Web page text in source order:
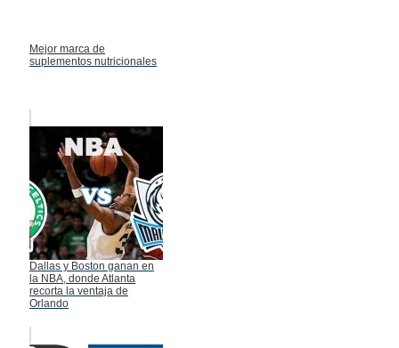
Mejor marca de
suplementos nutricionales
Dallas y Boston ganan en
la NBA, donde Atlanta
recorta la ventaja de
Orlando